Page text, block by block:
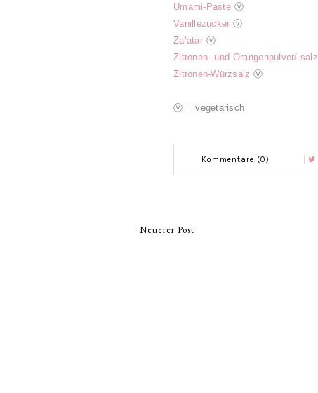
Umami-Pasteⓥ
Vanillezucker ⓥ
Za’atarⓥ
Zitronen- und Orangenpulver/-salz
Zitronen-Würzsalz ⓥ
ⓥ = vegetarisch
Kommentare (0)
Neuerer Post